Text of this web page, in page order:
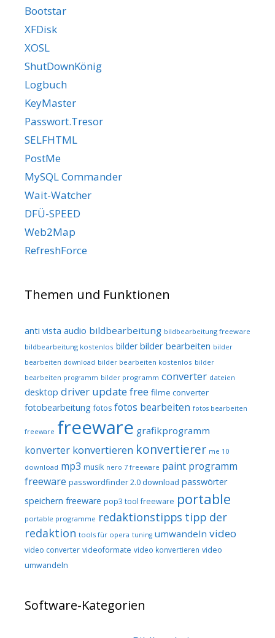
Bootstar
XFDisk
XOSL
ShutDownKönig
Logbuch
KeyMaster
Passwort.Tresor
SELFHTML
PostMe
MySQL Commander
Wait-Watcher
DFÜ-SPEED
Web2Map
RefreshForce
Themen und Funktionen
anti vista audio bildbearbeitung bildbearbeitung freeware
bildbearbeitung kostenlos bilder bilder bearbeiten bilder
bearbeiten download bilder bearbeiten kostenlos bilder
bearbeiten programm bilder programm converter dateien
desktop driver update free filme converter
fotobearbeitung fotos fotos bearbeiten fotos bearbeiten
freeware freeware grafikprogramm
konverter konvertieren konvertierer me 10
download mp3 musik nero 7 freeware paint programm
freeware passwordfinder 2.0 download passwörter
speichern freeware pop3 tool freeware portable
portable programme redaktionstipps tipp der
redaktion tools für opera tuning umwandeln video
video converter videoformate video konvertieren video
umwandeln
Software-Kategorien